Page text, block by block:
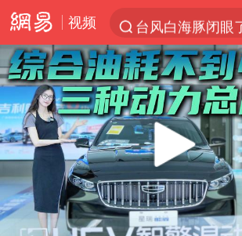
视频
台风白海豚闭眼
四川宜宾3.4级
新疆阿克苏地震
香港宏福苑火灾
浙江台州《告全
伊斯兰版北约来
00:00